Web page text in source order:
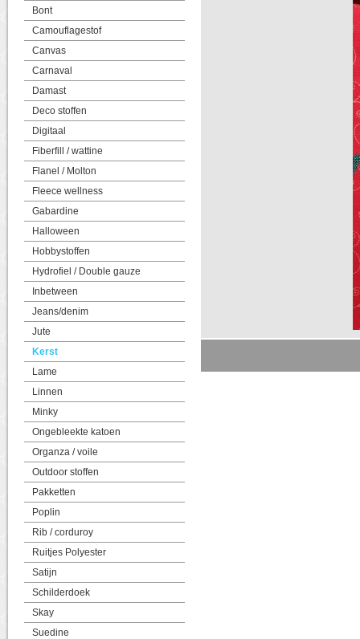
Bont
Camouflagestof
Canvas
Carnaval
Damast
Deco stoffen
Digitaal
Fiberfill / wattine
Flanel / Molton
Fleece wellness
Gabardine
Halloween
Hobbystoffen
Hydrofiel / Double gauze
Inbetween
Jeans/denim
Jute
Kerst
Lame
Linnen
Minky
Ongebleekte katoen
Organza / voile
Outdoor stoffen
Pakketten
Poplin
Rib / corduroy
Ruitjes Polyester
Satijn
Schilderdoek
Skay
Suedine